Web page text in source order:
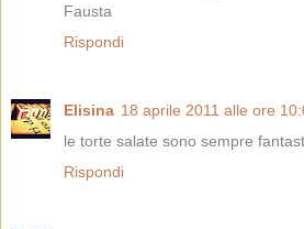
Fausta
Rispondi
Elisina 18 aprile 2011 alle ore
le torte salate sono sempre
Rispondi